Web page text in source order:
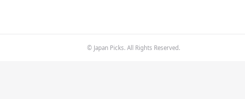
© Japan Picks. All Rights Reserved.